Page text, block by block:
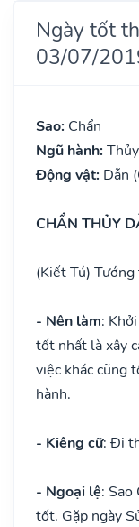
Ngày tốt
03/07/
Sao: Chẩn
Ngũ hành: Thủy
Động vật: Dẫn
CHẨN THỦY
(Kiết Tú)
- Nên làm:
tốt nhất là xây
việc khác cũng
hành.
- Kiêng cữ: Đi
- Ngoại lệ: Sao
tốt. Gặp ngày